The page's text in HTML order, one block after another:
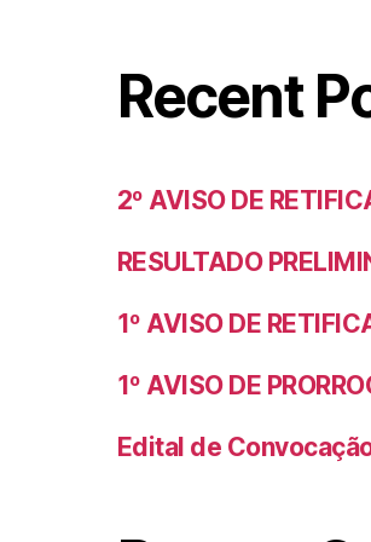
Recent
2º AVISO DE
RESULTADO
1º AVISO DE
1º AVISO DE
Edital de